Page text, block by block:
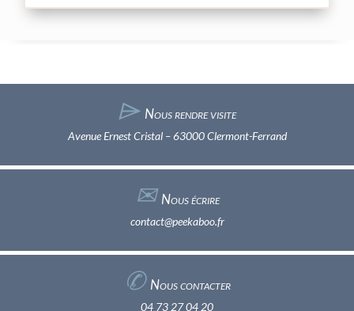
⌲ Nous rendre visite
Avenue Ernest Cristal – 63000 Clermont-Ferrand
✉︎Nous écrire
contact@peekaboo.fr
✆ Nous contacter
04 73 27 04 20